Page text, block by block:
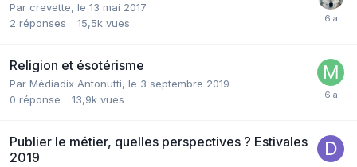
Par crevette, le 13 mai 2017
2 réponses 15,5k vues
Religion et ésotérisme
Par Médiadix Antonutti, le 3 septembre 2019
0 réponse 13,9k vues
Publier le métier, quelles perspectives ? Estivales
2019